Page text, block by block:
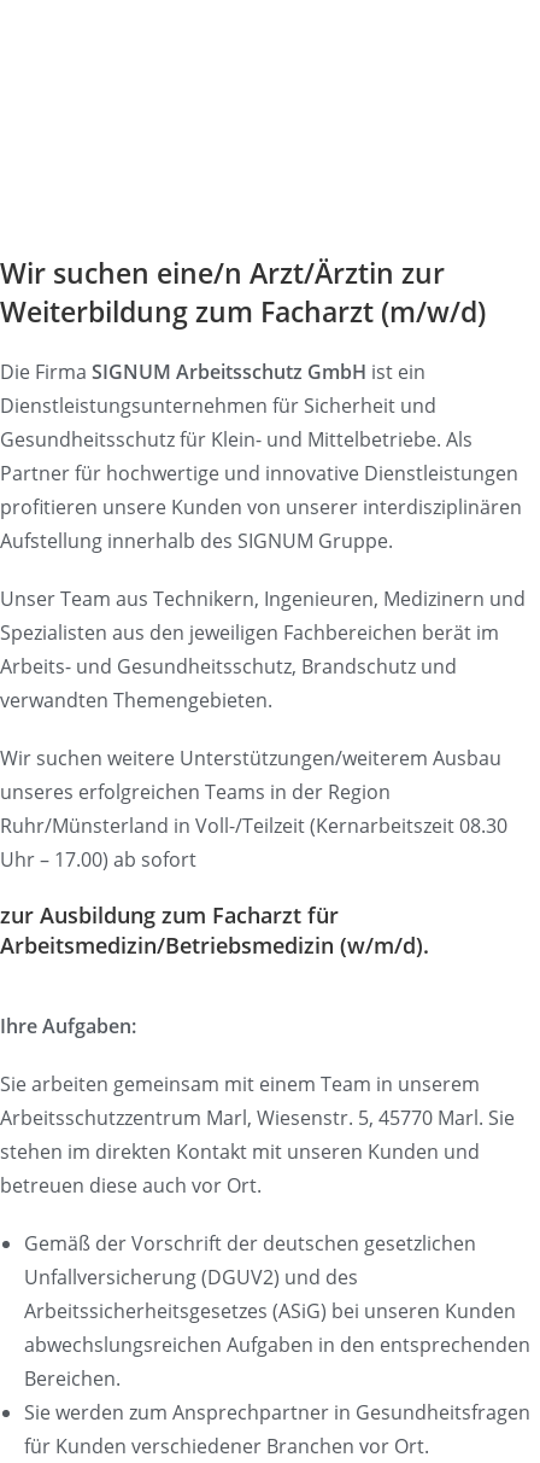
Wir suchen eine/n Arzt/Ärztin zur
Weiterbildung zum Facharzt (m/w/d)
Die Firma SIGNUM Arbeitsschutz GmbH ist ein
Dienstleistungsunternehmen für Sicherheit und
Gesundheitsschutz für Klein- und Mittelbetriebe. Als
Partner für hochwertige und innovative Dienstleistungen
profitieren unsere Kunden von unserer interdisziplinären
Aufstellung innerhalb des SIGNUM Gruppe.
Unser Team aus Technikern, Ingenieuren, Medizinern und
Spezialisten aus den jeweiligen Fachbereichen berät im
Arbeits- und Gesundheitsschutz, Brandschutz und
verwandten Themengebieten.
Wir suchen weitere Unterstützungen/weiterem Ausbau
unseres erfolgreichen Teams in der Region
Ruhr/Münsterland in Voll-/Teilzeit (Kernarbeitszeit 08.30
Uhr – 17.00) ab sofort
zur Ausbildung zum Facharzt für
Arbeitsmedizin/Betriebsmedizin (w/m/d).
Ihre Aufgaben:
Sie arbeiten gemeinsam mit einem Team in unserem
Arbeitsschutzzentrum Marl, Wiesenstr. 5, 45770 Marl. Sie
stehen im direkten Kontakt mit unseren Kunden und
betreuen diese auch vor Ort.
Gemäß der Vorschrift der deutschen gesetzlichen
Unfallversicherung (DGUV2) und des
Arbeitssicherheitsgesetzes (ASiG) bei unseren Kunden
abwechslungsreichen Aufgaben in den entsprechenden
Bereichen.
Sie werden zum Ansprechpartner in Gesundheitsfragen
für Kunden verschiedener Branchen vor Ort.